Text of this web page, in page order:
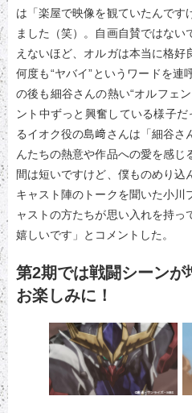
は「楽屋で映像を観ていたんです
ました（笑）。自画自賛ではな
えないほど、オルガは本当に格好
何度も“ヤバイ”というワードを連
の後も細谷さんの熱い“オルフェ
ント中ずっと興奮している様子
るイオク役の島﨑さんは「細谷さ
んたちの熱意や作品への愛を感じ
間は短いですけど、僕ものめり込
キャスト陣のトークを聞いた小川
ャストの方たちが思い入れを持っ
嬉しいです」とコメントした。
第2期では戦闘シーンが
お楽しみに！